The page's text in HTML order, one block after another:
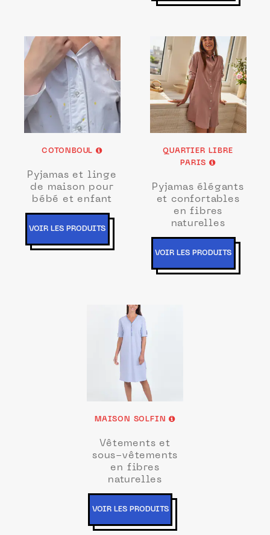
COTONBOUL
Pyjamas et linge
de maison pour
bébé et enfant
VOIR LES PRODUITS
QUARTIER LIBRE
PARIS
Pyjamas élégants
et confortables
en fibres
naturelles
VOIR LES PRODUITS
MAISON SOLFIN
Vêtements et
sous-vêtements
en fibres
naturelles
VOIR LES PRODUITS